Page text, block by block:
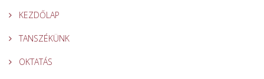
KEZDŐLAP
TANSZÉKÜNK
OKTATÁS